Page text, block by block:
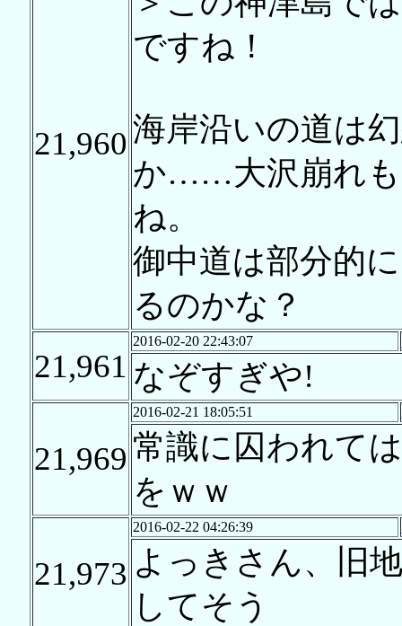
21,960
ですね！
海岸沿いの道は
か……大沢崩れも
ね。
御中道は部分的
るのかな？
21,961
2016-02-20 22:43:07
なぞすぎや!
21,969
2016-02-21 18:05:51
常識に囚われて
をｗｗ
21,973
2016-02-22 04:26:39
よっきさん、旧
してそう